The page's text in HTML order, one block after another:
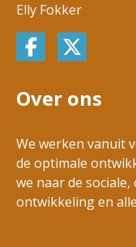
Elly Fokker
Over ons
We werken vanuit
de optimale
we naar de
ontwikkeling en